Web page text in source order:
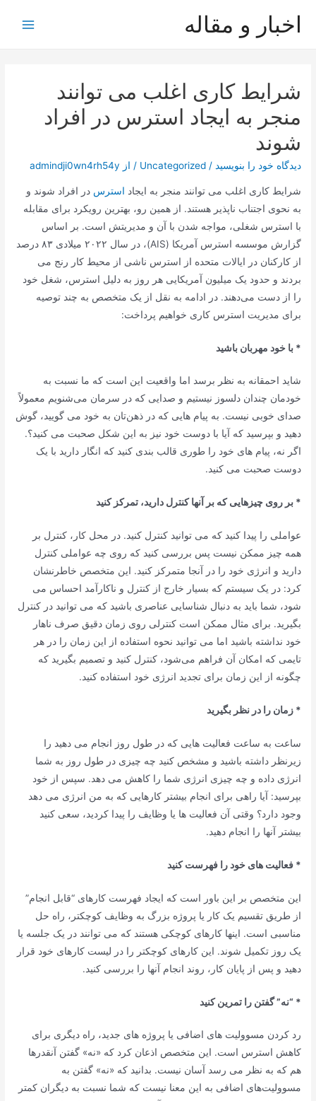
اخبار و مقاله
شرایط کاری اغلب می توانند
منجر به ایجاد استرس در افراد
شوند
دیدگاه‌ خود را بنویسید /
Uncategorized / از admindji0wn4rh54y
شرایط کاری اغلب می توانند منجر به ایجاد استرس در افراد شوند و
به نحوی اجتناب ناپذیر هستند. از همین رو، بهترین رویکرد برای مقابله
با استرس شغلی، مواجه شدن با آن و مدیریتش است. بر اساس
گزارش موسسه استرس آمریکا (AIS)، در سال ۲۰۲۲ میلادی ۸۳ درصد
از کارکنان در ایالات متحده از استرس ناشی از محیط کار رنج می
بردند و حدود یک میلیون آمریکایی هر روز به دلیل استرس، شغل خود
را از دست می‌دهند. در ادامه به نقل از یک متخصص به چند توصیه
برای مدیریت استرس کاری خواهیم پرداخت:
* با خود مهربان باشید
شاید احمقانه به نظر برسد اما واقعیت این است که ما نسبت به
خودمان چندان دلسوز نیستیم و صدایی که در سرمان می‌شنویم معمولاً
صدای خوبی نیست. به پیام هایی که در ذهن‌تان به خود می گویید، گوش
دهید و بپرسید که آیا با دوست خود نیز به این شکل صحبت می کنید؟.
اگر نه، پیام های خود را طوری قالب بندی کنید که انگار دارید با یک
دوست صحبت می کنید.
* بر روی چیزهایی که بر آنها کنترل دارید، تمرکز کنید
عواملی را پیدا کنید که می توانید کنترل کنید. در محل کار، کنترل بر
همه چیز ممکن نیست پس بررسی کنید که روی چه عواملی کنترل
دارید و انرژی خود را در آنجا متمرکز کنید. این متخصص خاطرنشان
کرد: در یک سیستم که بسیار خارج از کنترل و ناکارآمد احساس می
شود، شما باید به دنبال شناسایی عناصری باشید که می توانید در کنترل
بگیرید. برای مثال ممکن است کنترلی روی زمان دقیق صرف ناهار
خود نداشته باشید اما می توانید نحوه استفاده از این زمان را در هر
تایمی که امکان آن فراهم می‌شود،‌ کنترل کنید و تصمیم بگیرید که
چگونه از این زمان برای تجدید انرژی خود استفاده کنید.
* زمان را در نظر بگیرید
ساعت به ساعت فعالیت هایی که در طول روز انجام می دهید را
زیرنظر داشته باشید و مشخص کنید چه چیزی در طول روز به شما
انرژی داده و چه چیزی انرژی شما را کاهش می دهد. سپس از خود
بپرسید: آیا راهی برای انجام بیشتر کارهایی که به من انرژی می دهد
وجود دارد؟ وقتی آن فعالیت ها یا وظایف را پیدا کردید، سعی کنید
بیشتر آنها را انجام دهید.
* فعالیت های خود را فهرست کنید
این متخصص بر این باور است که ایجاد فهرست کارهای “قابل انجام”
از طریق تقسیم یک کار یا پروژه بزرگ به وظایف کوچکتر، راه حل
مناسبی است. اینها کارهای کوچکی هستند که می توانند در یک جلسه یا
یک روز تکمیل شوند. این کارهای کوچکتر را در لیست کارهای خود قرار
دهید و پس از پایان کار، روند انجام آنها را بررسی کنید.
* “نه” گفتن را تمرین کنید
رد کردن مسوولیت های اضافی یا پروژه های جدید، راه دیگری برای
کاهش استرس است. این متخصص اذعان کرد که «نه» گفتن آنقدرها
هم که به نظر می رسد آسان نیست. بدانید که «نه» گفتن به
مسوولیت‌های اضافی به این معنا نیست که شما نسبت به دیگران کمتر